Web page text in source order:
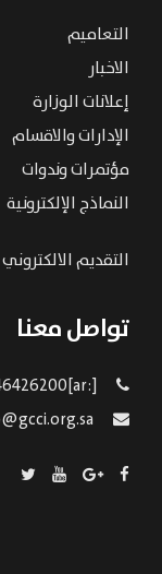
التعاميم
الاخبار
إعلانات الوزارة
الإدارات والاقسام
مؤتمرات وندوات
النماذج الإلكترونية
التقديم الالكتروني
تواصل معنا
[:ar]966146426200+[:en]+966 0146426200[:]